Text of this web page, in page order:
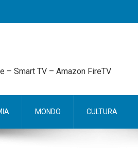
– Smart TV – Amazon FireTV
MONDO CULTURA